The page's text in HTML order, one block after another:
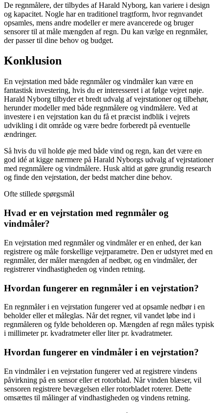
De regnmålere, der tilbydes af Harald Nyborg, kan variere i design
og kapacitet. Nogle har en traditionel tragtform, hvor regnvandet
opsamles, mens andre modeller er mere avancerede og bruger
sensorer til at måle mængden af regn. Du kan vælge en regnmåler,
der passer til dine behov og budget.
Konklusion
En vejrstation med både regnmåler og vindmåler kan være en
fantastisk investering, hvis du er interesseret i at følge vejret nøje.
Harald Nyborg tilbyder et bredt udvalg af vejrstationer og tilbehør,
herunder modeller med både regnmålere og vindmålere. Ved at
investere i en vejrstation kan du få et præcist indblik i vejrets
udvikling i dit område og være bedre forberedt på eventuelle
ændringer.
Så hvis du vil holde øje med både vind og regn, kan det være en
god idé at kigge nærmere på Harald Nyborgs udvalg af vejrstationer
med regnmålere og vindmålere. Husk altid at gøre grundig research
og finde den vejrstation, der bedst matcher dine behov.
Ofte stillede spørgsmål
Hvad er en vejrstation med regnmåler og
vindmåler?
En vejrstation med regnmåler og vindmåler er en enhed, der kan
registrere og måle forskellige vejrparametre. Den er udstyret med en
regnmåler, der måler mængden af nedbør, og en vindmåler, der
registrerer vindhastigheden og vinden retning.
Hvordan fungerer en regnmåler i en vejrstation?
En regnmåler i en vejrstation fungerer ved at opsamle nedbør i en
beholder eller et måleglas. Når det regner, vil vandet løbe ind i
regnmåleren og fylde beholderen op. Mængden af regn måles typisk
i millimeter pr. kvadratmeter eller liter pr. kvadratmeter.
Hvordan fungerer en vindmåler i en vejrstation?
En vindmåler i en vejrstation fungerer ved at registrere vindens
påvirkning på en sensor eller et rotorblad. Når vinden blæser, vil
sensoren registrere bevægelsen eller rotorbladet roterer. Dette
omsættes til målinger af vindhastigheden og vindens retning.